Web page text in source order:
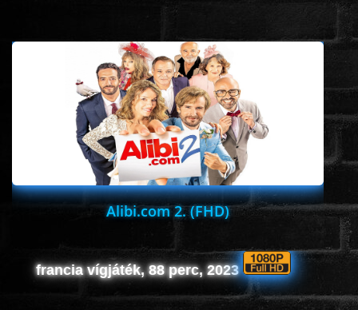
Alibi.com 2. (FHD)
francia vígjáték, 88 perc, 2023